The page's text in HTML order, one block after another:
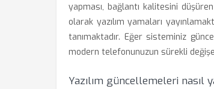
yapması, bağlantı kalitesini
olarak yazılım yamaları
tanımaktadır. Eğer sisteminiz
modern telefonunuzun sürekli
Yazılım güncellemeleri nasıl